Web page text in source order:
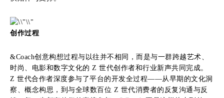
创作过程
&Coach创意构想过程与以往并不相同，而是与一群跨越艺术、
时尚、电影和数字文化的 Z 世代创作者和行业新声共同完成。
Z 世代合作者深度参与了平台的开发全过程——从早期的文化洞
察、概念构思，到与全球数百位 Z 世代消费者的反复沟通与反